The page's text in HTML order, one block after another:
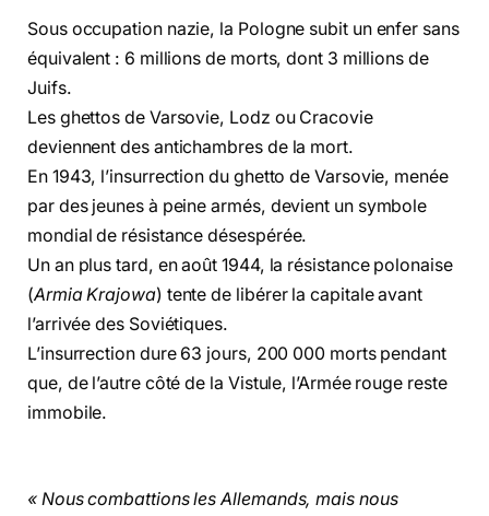
Sous occupation nazie, la Pologne subit un enfer sans
équivalent : 6 millions de morts, dont 3 millions de
Juifs.
Les ghettos de Varsovie, Lodz ou Cracovie
deviennent des antichambres de la mort.
En 1943, l’insurrection du ghetto de Varsovie, menée
par des jeunes à peine armés, devient un symbole
mondial de résistance désespérée.
Un an plus tard, en août 1944, la résistance polonaise
(Armia Krajowa) tente de libérer la capitale avant
l’arrivée des Soviétiques.
L’insurrection dure 63 jours, 200 000 morts pendant
que, de l’autre côté de la Vistule, l’Armée rouge reste
immobile.
« Nous combattions les Allemands, mais nous